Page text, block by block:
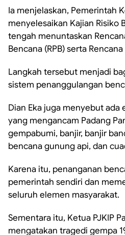
Ia menjelaskan, Pemerintah
menyelesaikan Kajian Risiko
tengah menuntaskan
Bencana (RPB) serta
Langkah tersebut menjadi
sistem penanggulangan
Dian Eka juga menyebut
yang mengancam Padang
gempabumi, banjir, banjir
bencana gunung api, dan
Karena itu, penanganan
pemerintah sendiri dan
seluruh elemen masyarakat.
Sementara itu, Ketua PJKIP
mengatakan tragedi gempa